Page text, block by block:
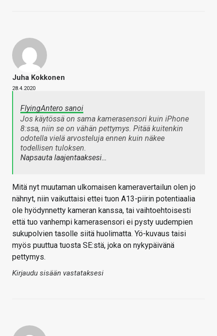
Juha Kokkonen
28.4.2020
FlyingAntero sanoi
Jos käytössä on sama kamerasensori kuin iPhone
8:ssa, niin se on vähän pettymys. Pitää kuitenkin
odotella vielä arvosteluja ennen kuin näkee
todellisen tuloksen.
Napsauta laajentaaksesi…
Mitä nyt muutaman ulkomaisen kameravertailun olen jo
nähnyt, niin vaikuttaisi ettei tuon A13-piirin potentiaalia
ole hyödynnetty kameran kanssa, tai vaihtoehtoisesti
että tuo vanhempi kamerasensori ei pysty uudempien
sukupolvien tasolle siitä huolimatta. Yö-kuvaus taisi
myös puuttua tuosta SE:stä, joka on nykypäivänä
pettymys.
Kirjaudu sisään vastataksesi